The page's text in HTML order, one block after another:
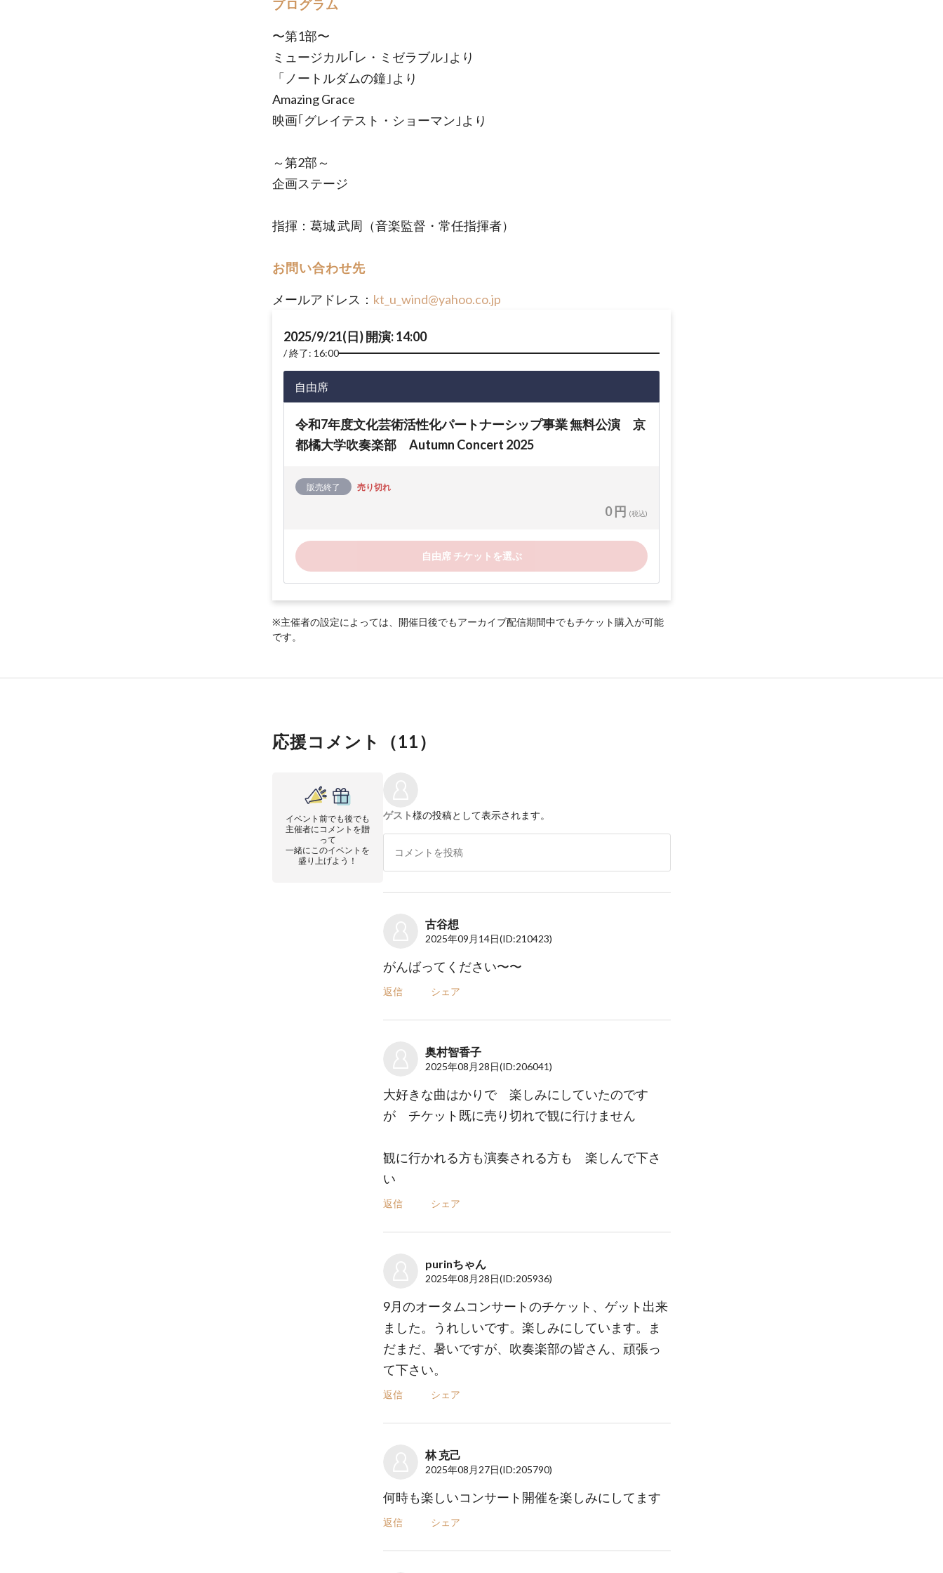
プログラム
〜第1部〜
ミュージカル｢レ・ミゼラブル｣より
「ノートルダムの鐘｣より
Amazing Grace
映画｢グレイテスト・ショーマン｣より
～第2部～
企画ステージ
指揮：葛城 武周（音楽監督・常任指揮者）
お問い合わせ先
メールアドレス： kt_u_wind@yahoo.co.jp
2025/9/21(日) 開演: 14:00
終了: 16:00
自由席
令和7年度文化芸術活性化パートナーシップ事業 無料公演 京
都橘大学吹奏楽部 Autumn Concert 2025
販売終了 売り切れ
0 円 (税込)
自由席 チケットを選ぶ
※主催者の設定によっては、開催日後でもアーカイブ配信期間中でもチケット購入が可能
です。
応援コメント（11）
イベント前でも後でも
主催者にコメントを贈
って
一緒にこのイベントを
盛り上げよう！
ゲスト様の投稿として表示されます。
古谷想
2025年09月14日(ID:210423)
がんばってください〜〜
返信 シェア
奥村智香子
2025年08月28日(ID:206041)
大好きな曲はかりで 楽しみにしていたのです
が チケット既に売り切れで観に行けません
観に行かれる方も演奏される方も 楽しんで下さ
い
返信 シェア
purinちゃん
2025年08月28日(ID:205936)
9月のオータムコンサートのチケット、ゲット出来
ました。うれしいです。楽しみにしています。ま
だまだ、暑いですが、吹奏楽部の皆さん、頑張っ
て下さい。
返信 シェア
林 克己
2025年08月27日(ID:205790)
何時も楽しいコンサート開催を楽しみにしてます
返信 シェア